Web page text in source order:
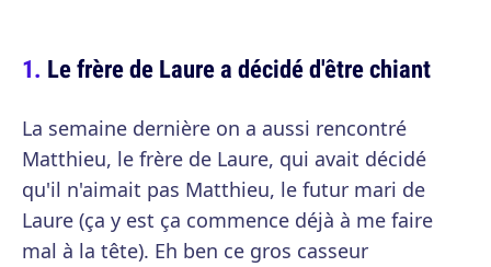
Le frère de Laure a décidé d'être chiant
La semaine dernière on a aussi rencontré
Matthieu, le frère de Laure, qui avait décidé
qu'il n'aimait pas Matthieu, le futur mari de
Laure (ça y est ça commence déjà à me faire
mal à la tête). Eh ben ce gros casseur